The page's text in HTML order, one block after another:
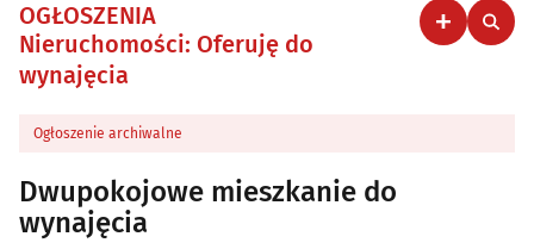
OGŁOSZENIA
Nieruchomości: Oferuję do
wynajęcia
Ogłoszenie archiwalne
Dwupokojowe mieszkanie do
wynajęcia